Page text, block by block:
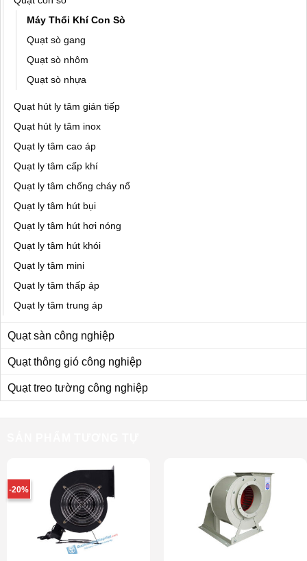
Máy Thổi Khí Con Sò
Quạt sò gang
Quạt sò nhôm
Quạt sò nhựa
Quạt hút ly tâm gián tiếp
Quạt hút ly tâm inox
Quạt ly tâm cao áp
Quạt ly tâm cấp khí
Quạt ly tâm chống cháy nổ
Quạt ly tâm hút bụi
Quạt ly tâm hút hơi nóng
Quạt ly tâm hút khói
Quạt ly tâm mini
Quạt ly tâm thấp áp
Quạt ly tâm trung áp
Quạt sàn công nghiệp
Quạt thông gió công nghiệp
Quạt treo tường công nghiệp
-20%